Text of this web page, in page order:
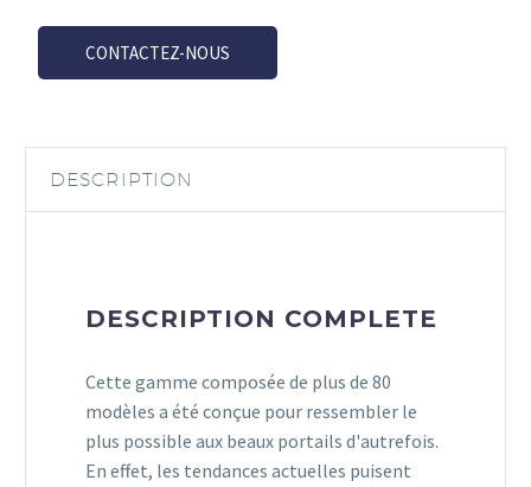
CONTACTEZ-NOUS
DESCRIPTION
DESCRIPTION COMPLETE
Cette gamme composée de plus de 80
modèles a été conçue pour ressembler le
plus possible aux beaux portails d'autrefois.
En effet, les tendances actuelles puisent